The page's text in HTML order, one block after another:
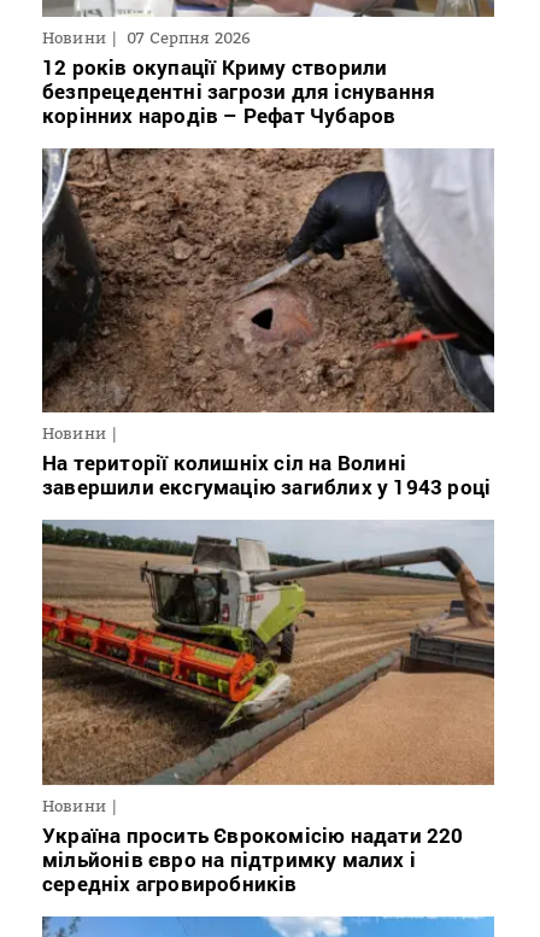
Новини 07 Серпня 2026
12 років окупації Криму створили
безпрецедентні загрози для існування
корінних народів – Рефат Чубаров
Новини
На території колишніх сіл на Волині
завершили ексгумацію загиблих у 1943 році
Новини
Україна просить Єврокомісію надати 220
мільйонів євро на підтримку малих і
середніх агровиробників